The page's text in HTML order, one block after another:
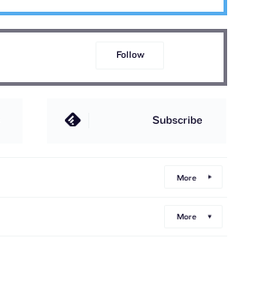
Follow
Subscribe
More
More